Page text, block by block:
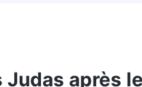
après